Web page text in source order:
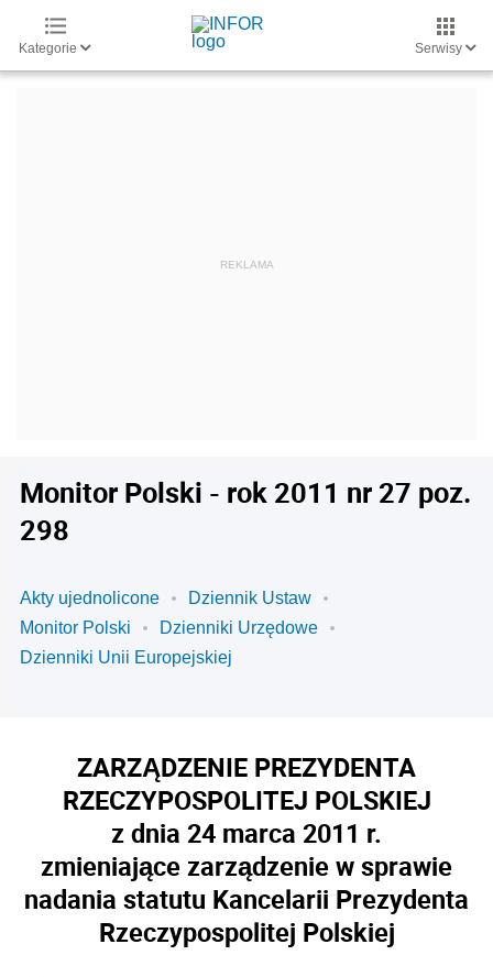
Kategorie Serwisy
Monitor Polski - rok 2011 nr 27 poz.
298
Akty ujednolicone
Dziennik Ustaw
Monitor Polski
Dzienniki Urzędowe
Dzienniki Unii Europejskiej
ZARZĄDZENIE PREZYDENTA
RZECZYPOSPOLITEJ POLSKIEJ
z dnia 24 marca 2011 r.
zmieniające zarządzenie w sprawie
nadania statutu Kancelarii Prezydenta
Rzeczypospolitej Polskiej